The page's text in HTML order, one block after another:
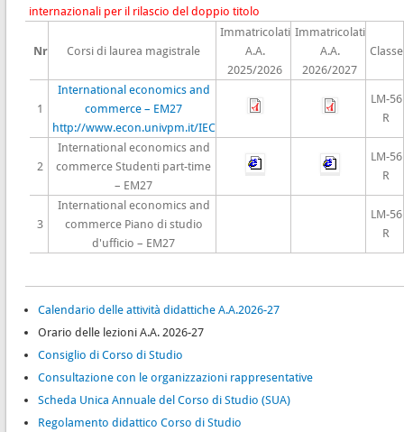
internazionali per il rilascio del doppio titolo
Nr Corsi di laurea magistrale
Immatricolati
A.A.
2025/2026
Immatricolati
A.A.
2026/2027
Classe
1
International economics and
commerce – EM27
http://www.econ.univpm.it/IEC
LM-56
R
2
International economics and
commerce Studenti part-time
– EM27
LM-56
R
3
International economics and
commerce Piano di studio
d'ufficio – EM27
LM-56
R
Calendario delle attività didattiche A.A.2026-27
Orario delle lezioni A.A. 2026-27
Consiglio di Corso di Studio
Consultazione con le organizzazioni rappresentative
Scheda Unica Annuale del Corso di Studio (SUA)
Regolamento didattico Corso di Studio